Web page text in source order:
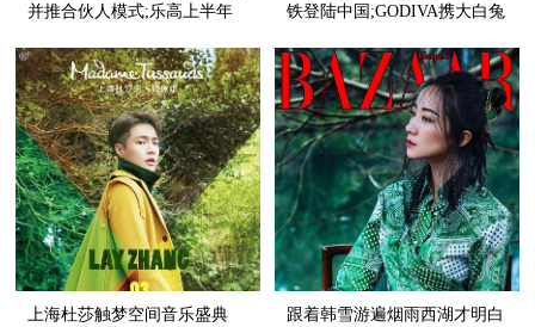
并推合伙人模式;乐高上半年
铁登陆中国;GODIVA携大白兔
上海杜莎触梦空间音乐盛典
跟着韩雪游遍烟雨西湖才明白